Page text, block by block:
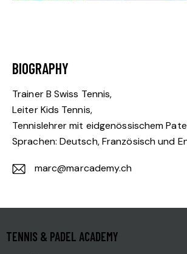
BIOGRAPHY
Trainer B Swiss Tennis,
Leiter Kids Tennis,
Tennislehrer mit eidgenössischem
Sprachen: Deutsch, Französisch und
marc@marcademy.ch
TENNIS & PADEL ACADEMY